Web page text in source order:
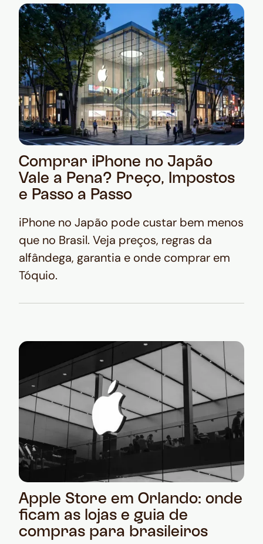
Comprar iPhone no Japão
Vale a Pena? Preço, Impostos
e Passo a Passo
iPhone no Japão pode custar bem menos
que no Brasil. Veja preços, regras da
alfândega, garantia e onde comprar em
Tóquio.
Apple Store em Orlando: onde
ficam as lojas e guia de
compras para brasileiros